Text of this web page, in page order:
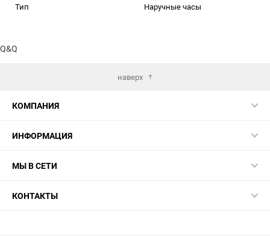
Тип Наручные часы
Q&Q
наверх
КОМПАНИЯ
ИНФОРМАЦИЯ
МЫ В СЕТИ
КОНТАКТЫ